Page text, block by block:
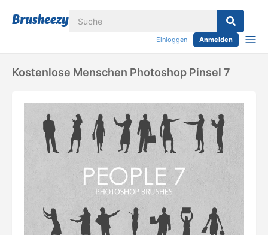
Einloggen Anmelden
Kostenlose Menschen Photoshop Pinsel 7